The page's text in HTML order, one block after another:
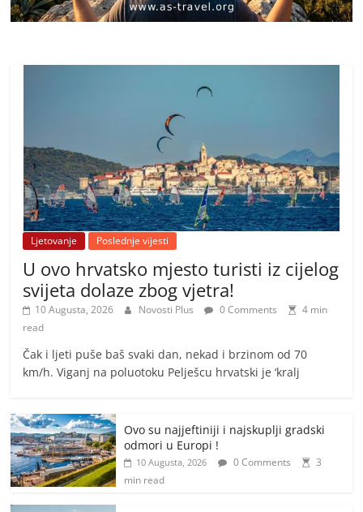
Ljetovanje Poslednje vijesti
U ovo hrvatsko mjesto turisti iz cijelog
svijeta dolaze zbog vjetra!
10 Augusta, 2026 Novosti Plus 0 Comments
4 min
read
Čak i ljeti puše baš svaki dan, nekad i brzinom od 70
km/h. Viganj na poluotoku Pelješcu hrvatski je ‘kralj
Ovo su najjeftiniji i najskuplji gradski
odmori u Europi !
10 Augusta, 2026 0 Comments
3
min read